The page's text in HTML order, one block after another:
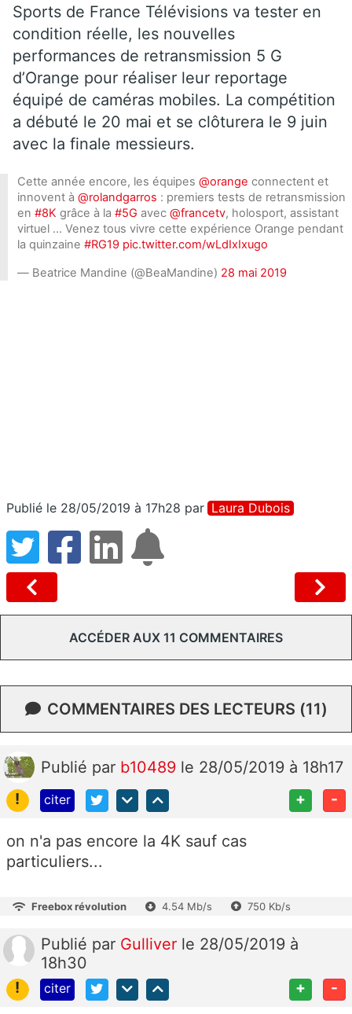
Sports de France Télévisions va tester en
condition réelle, les nouvelles
performances de retransmission 5 G
d’Orange pour réaliser leur reportage
équipé de caméras mobiles. La compétition
a débuté le 20 mai et se clôturera le 9 juin
avec la finale messieurs.
Cette année encore, les équipes @orange connectent et
innovent à @rolandgarros : premiers tests de retransmission
en #8K grâce à la #5G avec @francetv, holosport, assistant
virtuel … Venez tous vivre cette expérience Orange pendant
la quinzaine #RG19 pic.twitter.com/wLdIxIxugo
— Beatrice Mandine (@BeaMandine) 28 mai 2019
Publié le 28/05/2019 à 17h28 par Laura Dubois
ACCÉDER AUX 11 COMMENTAIRES
COMMENTAIRES DES LECTEURS (11)
Publié par b10489 le 28/05/2019 à 18h17
!
citer + -
on n'a pas encore la 4K sauf cas
particuliers...
Freebox révolution 4.54 Mb/s 750 Kb/s
Publié par Gulliver le 28/05/2019 à
18h30
!
citer + -